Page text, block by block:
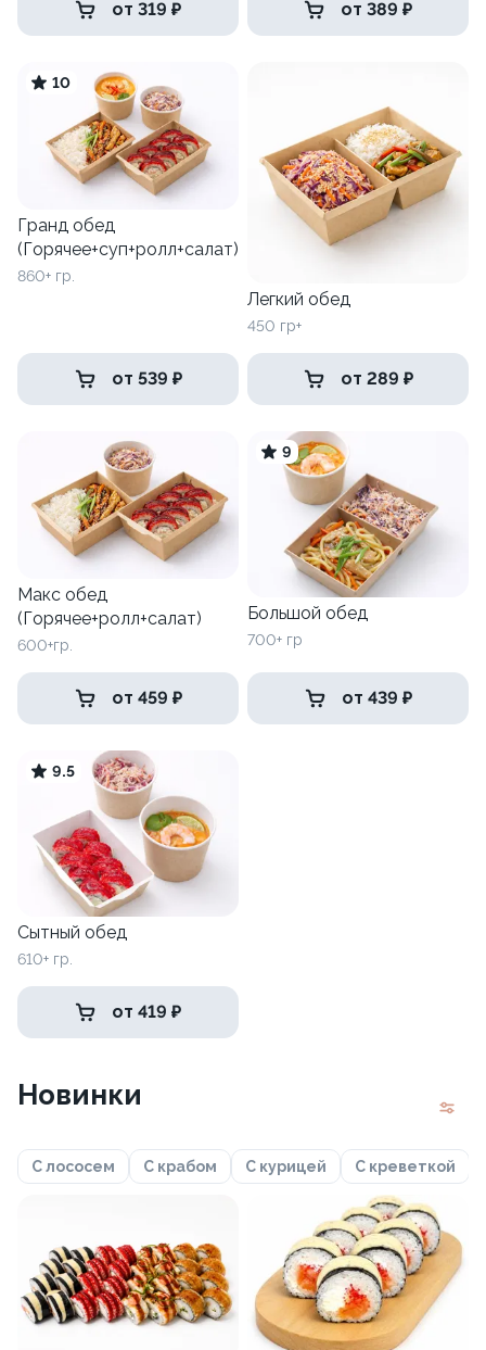
от 319 ₽ от 389 ₽
10
Гранд обед
(Горячее+суп+ролл+салат)
860+ гр.
от 539 ₽
Легкий обед
450 гр+
от 289 ₽
Макс обед
(Горячее+ролл+салат)
600+гр.
от 459 ₽
9
Большой обед
700+ гр
от 439 ₽
9.5
Сытный обед
610+ гр.
от 419 ₽
Новинки
С лососем С крабом С курицей С креветкой